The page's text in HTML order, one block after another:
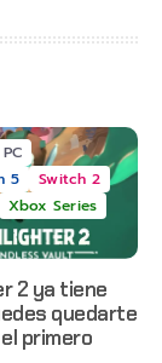
PC
5
Switch 2
Xbox Series
2 ya tiene
quedarte
primero